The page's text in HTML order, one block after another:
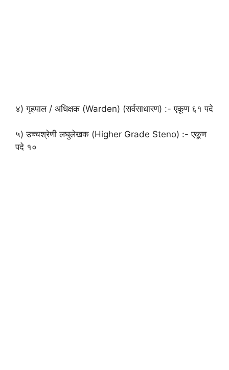
४) गृहपाल / अधिक्षक (Warden) (सर्वसाधारण) :- एकूण ६१ पदे
५) उच्चश्रेणी लघुलेखक (Higher Grade Steno) :- एकूण
पदे १०